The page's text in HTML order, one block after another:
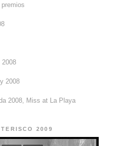
2008
2008
2008, Miss at La Playa
2009